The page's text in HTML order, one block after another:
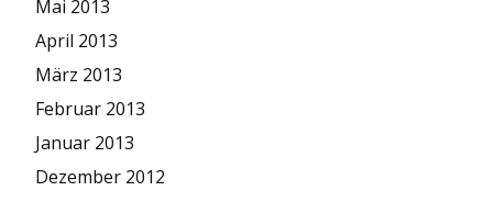
Mai 2013
April 2013
März 2013
Februar 2013
Januar 2013
Dezember 2012